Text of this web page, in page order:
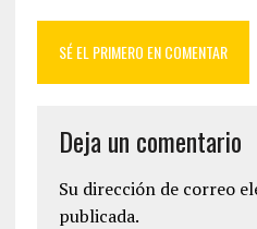
SÉ EL PRIMERO EN COMENTAR
Deja un comentario
Su dirección de correo
publicada.